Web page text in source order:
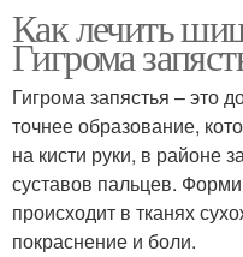
Как лечить
Гигрома
Гигрома запястья – это
точнее образование,
на кисти руки, в районе
суставов пальцев.
происходит в тканях
покраснение и боли.